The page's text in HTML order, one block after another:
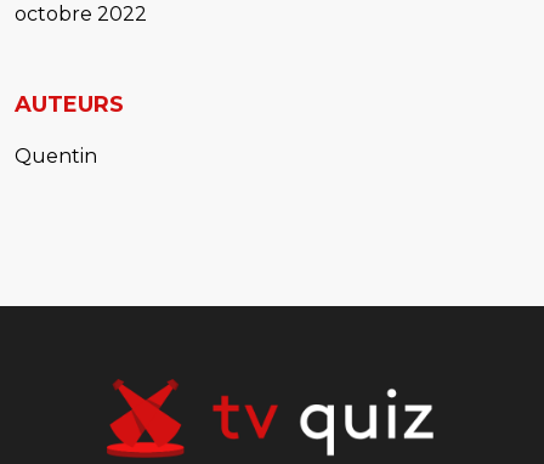
octobre 2022
AUTEURS
Quentin